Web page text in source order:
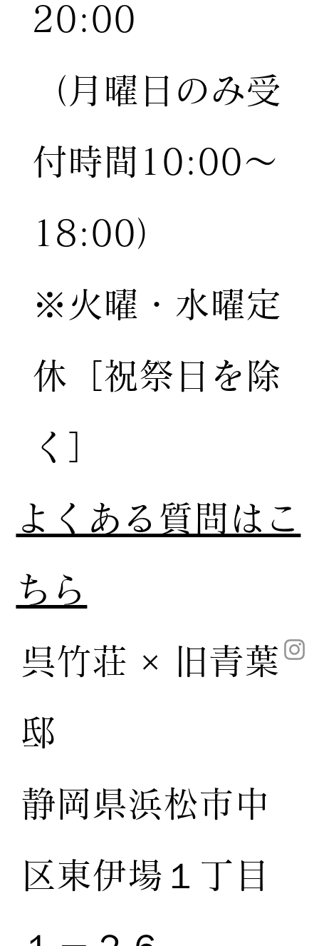
20:00
（月曜日のみ受
付時間10:00〜
18:00）
※火曜・水曜定
休［祝祭日を除
く］
呉竹荘 × 旧青葉
邸
静岡県浜松市中
区東伊場１丁目
​よくある質問はこ
ちら